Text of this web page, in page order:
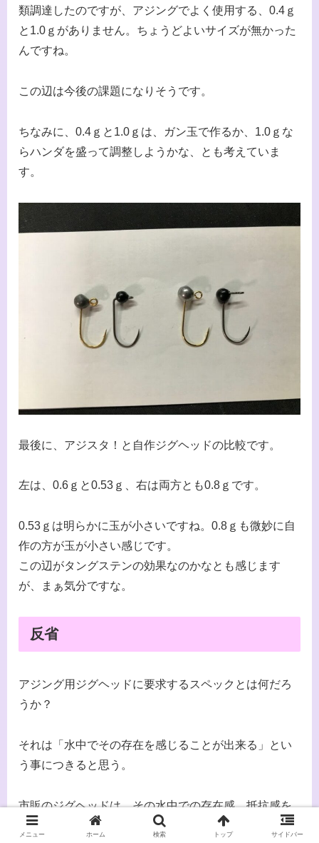
類調達したのですが、アジングでよく使用する、0.4ｇ
と1.0ｇがありません。ちょうどよいサイズが無かった
んですね。
この辺は今後の課題になりそうです。
ちなみに、0.4ｇと1.0ｇは、ガン玉で作るか、1.0ｇな
らハンダを盛って調整しようかな、とも考えていま
す。
最後に、アジスタ！と自作ジグヘッドの比較です。
左は、0.6ｇと0.53ｇ、右は両方とも0.8ｇです。
0.53ｇは明らかに玉が小さいですね。0.8ｇも微妙に自
作の方が玉が小さい感じです。
この辺がタングステンの効果なのかなとも感じます
が、まぁ気分ですな。
反省
アジング用ジグヘッドに要求するスペックとは何だろ
うか？
それは「水中でその存在を感じることが出来る」とい
う事につきると思う。
市販のジグヘッドは、その水中での存在感、抵抗感を
最大限発揮するように設計されているため、アジス
メニュー ホーム 検索 トップ サイドバー